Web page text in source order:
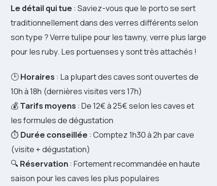
Le détail qui tue : Saviez-vous que le porto se sert
traditionnellement dans des verres différents selon
son type ? Verre tulipe pour les tawny, verre plus large
pour les ruby. Les portuenses y sont très attachés !
🕒Horaires : La plupart des caves sont ouvertes de
10h à 18h (dernières visites vers 17h)
💰Tarifs moyens : De 12€ à 25€ selon les caves et
les formules de dégustation
⏱️ Durée conseillée : Comptez 1h30 à 2h par cave
(visite + dégustation)
🔍 Réservation : Fortement recommandée en haute
saison pour les caves les plus populaires